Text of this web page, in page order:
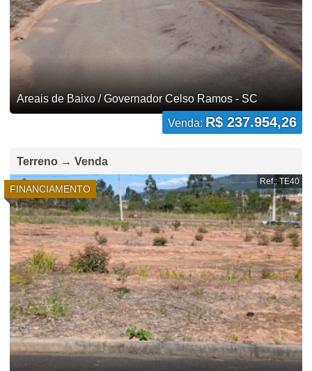
Areais de Baixo / Governador Celso Ramos - SC
Venda: R$ 237.954,26
Terreno → Venda
FINANCIAMENTO
Ref.: TE40